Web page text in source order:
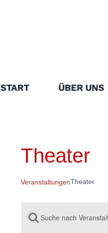
START ÜBER UNS
Theater
VeranstaltungenTheater
Bitte
Schlüsselwort